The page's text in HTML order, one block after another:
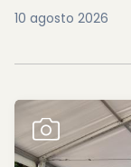
10 agosto 2026